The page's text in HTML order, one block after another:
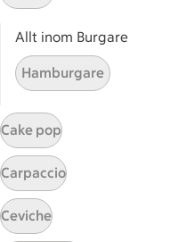
Bli stammis
Stammis Student
Partnererbjudanden
Våra ICA-kort
ICA
ICAs egna varor
Allt inom Burgare
Hamburgare
Cake pop
Carpaccio
Ceviche